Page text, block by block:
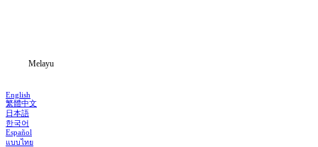
Melayu
English
繁體中文
日本語
한국어
Español
แบบไทย